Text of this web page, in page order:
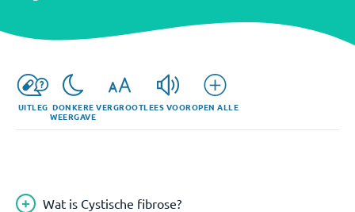
UITLEG DONKERE
WEERGAVE
VERGROOTLEES VOOROPEN ALLE
Wat is Cystische fibrose?